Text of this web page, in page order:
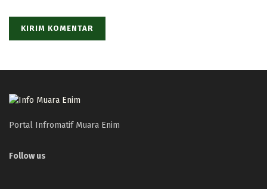
Portal Infromatif Muara Enim
Follow us